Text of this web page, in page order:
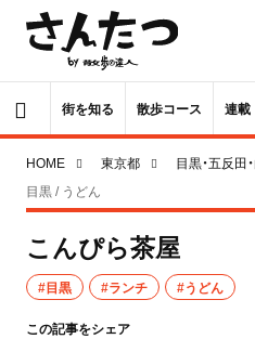
街を知る 散歩コース 連載
HOME 東京都 目黒・五反田
目黒 / うどん
こんぴら茶屋
#目黒 #ランチ #うどん
この記事をシェア